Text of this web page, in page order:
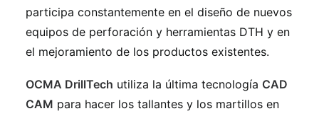
ESPAÑOL
participa constantemente en el diseño de nuevos
equipos de perforación y herramientas DTH y en
el mejoramiento de los productos existentes.
OCMA DrillTech utiliza la última tecnología CAD
CAM para hacer los tallantes y los martillos en